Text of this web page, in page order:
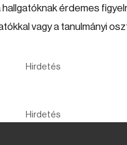
érdemes
vagy a tanulmányi
Hirdetés
Hirdetés